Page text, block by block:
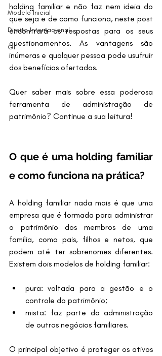
Modelo Inicial
Direito Internacional
G1
holding familiar e não faz nem ideia do
que seja e de como funciona, neste post
encontrará as respostas para os seus
questionamentos. As vantagens são
inúmeras e qualquer pessoa pode usufruir
dos benefícios ofertados.
Quer saber mais sobre essa poderosa
ferramenta de administração de
patrimônio? Continue a sua leitura!
O que é uma holding familiar
e como funciona na prática?
A holding familiar nada mais é que uma
empresa que é formada para administrar
o patrimônio dos membros de uma
família, como pais, filhos e netos, que
podem até ter sobrenomes diferentes.
Existem dois modelos de holding familiar:
pura: voltada para a gestão e o
controle do patrimônio;
mista: faz parte da administração
de outros negócios familiares.
O principal objetivo é proteger os ativos